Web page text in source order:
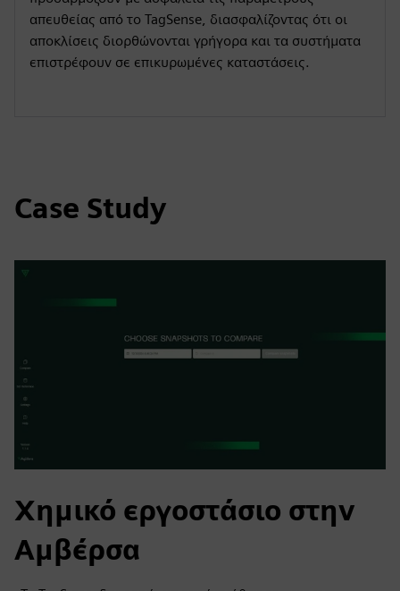
απευθείας από το TagSense, διασφαλίζοντας ότι οι
αποκλίσεις διορθώνονται γρήγορα και τα συστήματα
επιστρέφουν σε επικυρωμένες καταστάσεις.
Case Study
Χημικό εργοστάσιο στην
Αμβέρσα